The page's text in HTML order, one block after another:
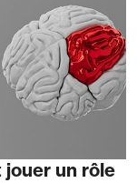
un rôle